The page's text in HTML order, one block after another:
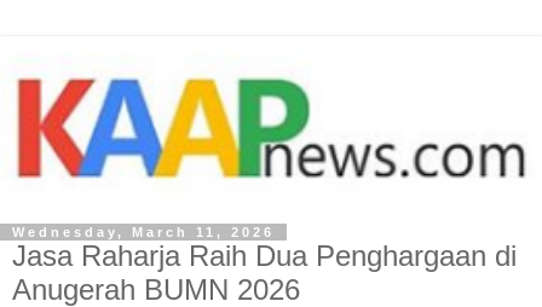
Wednesday, March 11, 2026
Jasa Raharja Raih Dua Penghargaan di
Anugerah BUMN 2026